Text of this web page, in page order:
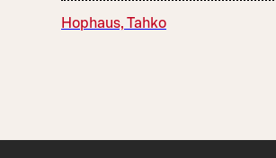
Hophaus, Tahko